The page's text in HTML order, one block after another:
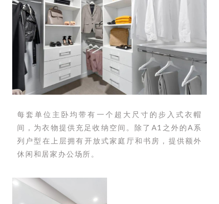
每套单位主卧均带有一个超大尺寸的步入式衣帽
间，为衣物提供充足收纳空间。除了A1之外的A系
列户型在上层拥有开放式家庭厅和书房，提供额外
休闲和居家办公场所。